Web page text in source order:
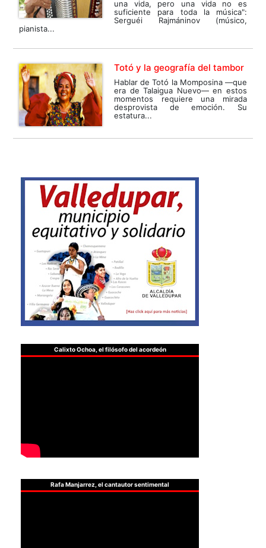
una vida, pero una vida no es
suficiente para toda la música":
Serguéi Rajmáninov (músico,
pianista...
Totó y la geografía del tambor
Hablar de Totó la Momposina —que
era de Talaigua Nuevo— en estos
momentos requiere una mirada
desprovista de emoción. Su
estatura...
Calixto Ochoa, el filósofo del acordeón
Rafa Manjarrez, el cantautor sentimental